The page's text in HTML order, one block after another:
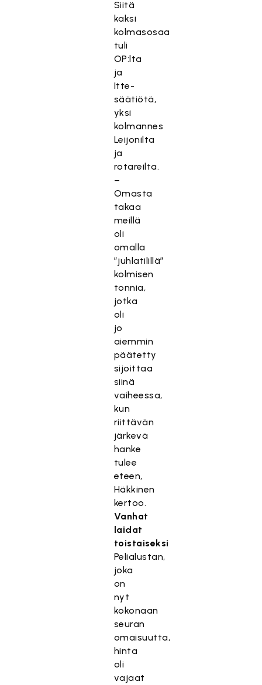
Siitä
kaksi
kolmasosaa
tuli
OP:lta
ja
Itte-
säätiötä,
yksi
kolmannes
Leijonilta
ja
rotareilta.
–
Omasta
takaa
meillä
oli
omalla
”juhlatilillä”
kolmisen
tonnia,
jotka
oli
jo
aiemmin
päätetty
sijoittaa
siinä
vaiheessa,
kun
riittävän
järkevä
hanke
tulee
eteen,
Häkkinen
kertoo.
Vanhat
laidat
toistaiseksi
Pelialustan,
joka
on
nyt
kokonaan
seuran
omaisuutta,
hinta
oli
vajaat